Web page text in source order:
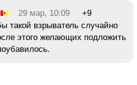
29 мар, 10:09
+9
такой взрыватель случайно
этого желающих подложить